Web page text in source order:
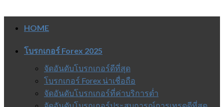
HOME
โบรกเกอร์ Forex 2025
จัดอันดับโบรกเกอร์ดีที่สุด
โบรกเกอร์ Forex น่าเชื่อถือ
จัดอันดับโบรกเกอร์ที่ค่าบริการต่ำ